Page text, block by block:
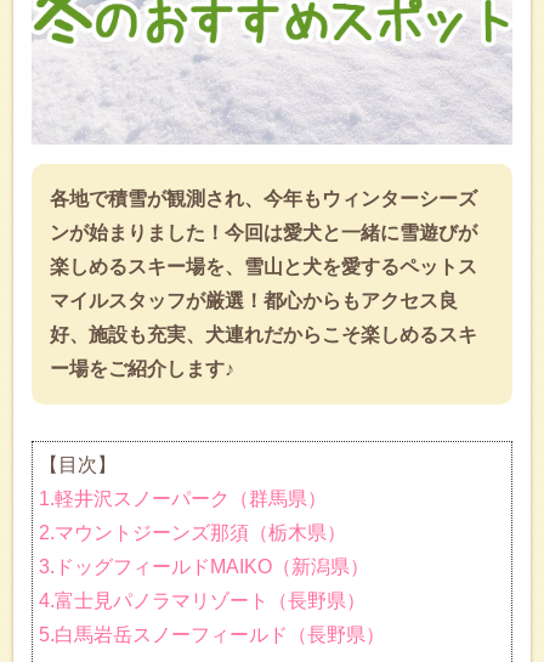
各地で積雪が観測され、今年もウィンターシーズ
ンが始まりました！今回は愛犬と一緒に雪遊びが
楽しめるスキー場を、雪山と犬を愛するペットス
マイルスタッフが厳選！都心からもアクセス良
好、施設も充実、犬連れだからこそ楽しめるスキ
ー場をご紹介します♪
【目次】
1.軽井沢スノーパーク（群馬県）
2.マウントジーンズ那須（栃木県）
3.ドッグフィールドMAIKO（新潟県）
4.富士見パノラマリゾート（長野県）
5.白馬岩岳スノーフィールド（長野県）